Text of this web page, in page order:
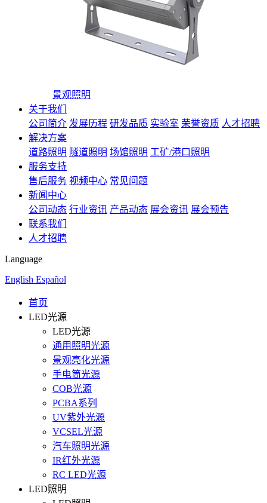
景观照明
关于我们
公司简介 发展历程 研发品质 实验室 荣誉资质 人才招聘
解决方案
道路照明 隧道照明 场馆照明 工矿/港口照明
服务支持
售后服务 视频中心 常见问题
新闻中心
公司动态 行业资讯 产品动态 展会资讯 展会预告
联系我们
人才招聘
Language
English Español
首页
LED光源
LED光源
通用照明光源
景观亮化光源
手电筒光源
COB光源
PCBA系列
UV紫外光源
VCSEL光源
汽车照明光源
IR红外光源
RC LED光源
LED照明